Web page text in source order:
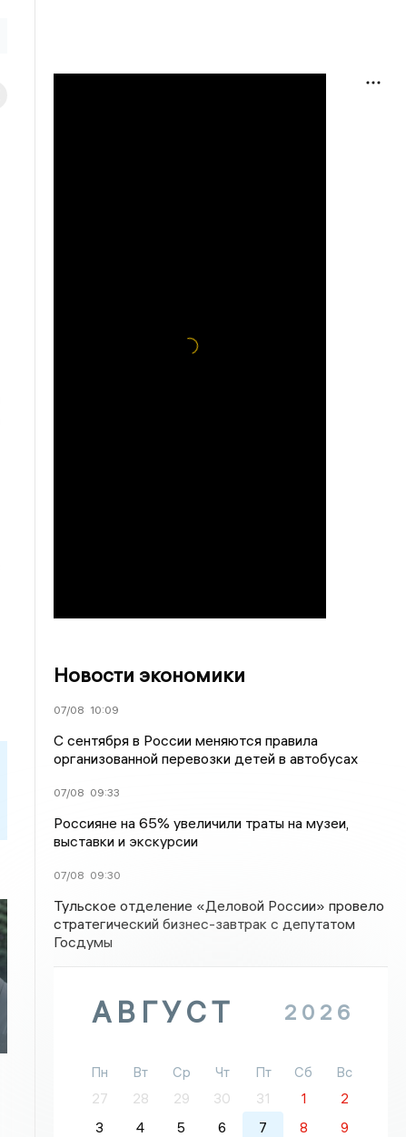
Новости экономики
07/08 10:09
С сентября в России меняются правила
организованной перевозки детей в автобусах
07/08 09:33
Россияне на 65% увеличили траты на музеи,
выставки и экскурсии
07/08 09:30
Тульское отделение «Деловой России» провело
стратегический бизнес-завтрак с депутатом
Госдумы
АВГУСТ 2026
Пн Вт Ср Чт Пт Сб
Вс
27
28 29 30 31 1
2
3
4 5 6 7 8
9